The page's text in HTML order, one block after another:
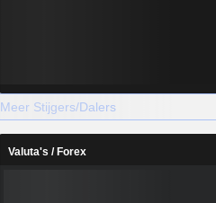
Meer Stijgers/Dalers
Valuta's / Forex